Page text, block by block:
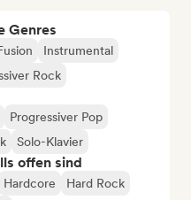
Genres
Instrumental
Rock
Progressiver Pop
Solo-Klavier
offen sind
Hardcore
Hard Rock